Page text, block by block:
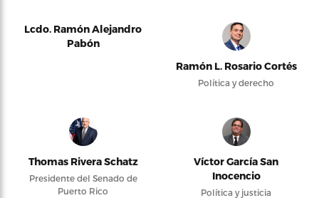
Lcdo. Ramón Alejandro
Pabón
Ramón L. Rosario Cortés
Política y derecho
Thomas Rivera Schatz
Presidente del Senado de
Puerto Rico
Víctor García San
Inocencio
Política y justicia